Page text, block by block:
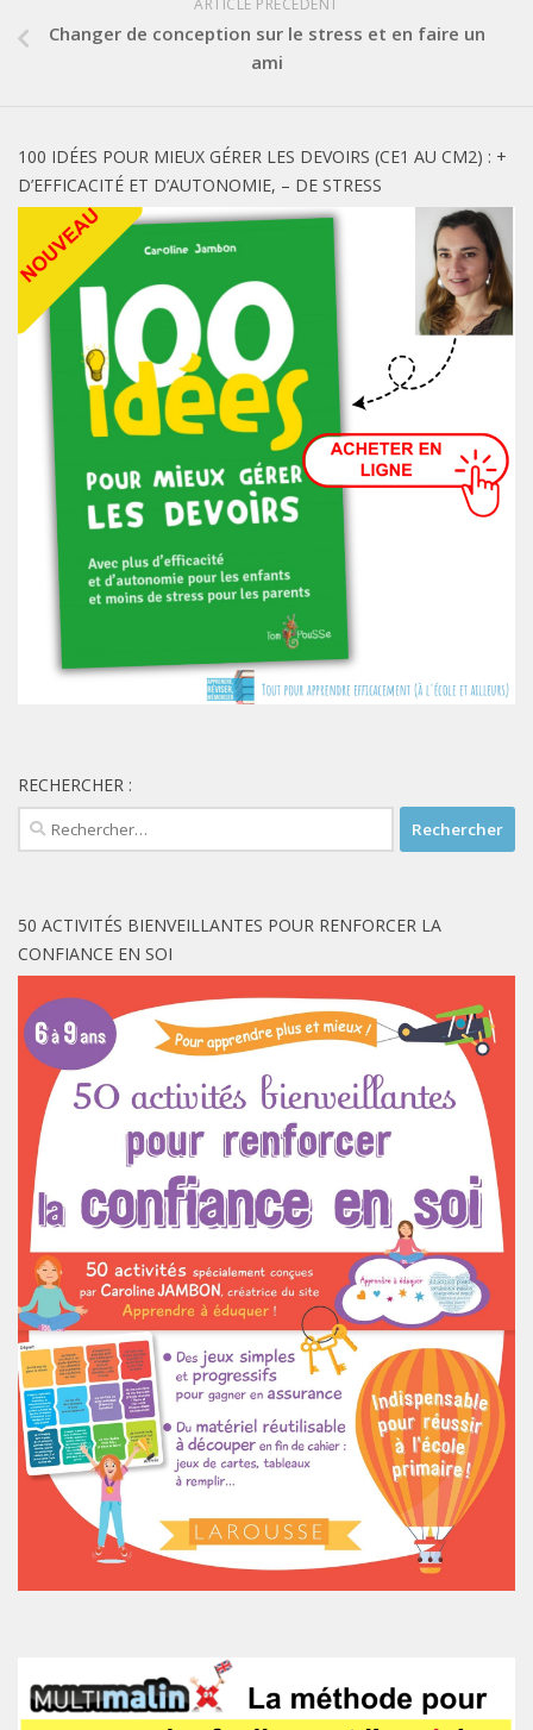
ARTICLE PRÉCÉDENT
Changer de conception sur le stress et en faire un
ami
100 IDÉES POUR MIEUX GÉRER LES DEVOIRS (CE1 AU CM2) : +
D’EFFICACITÉ ET D’AUTONOMIE, – DE STRESS
RECHERCHER :
Rechercher :
50 ACTIVITÉS BIENVEILLANTES POUR RENFORCER LA
CONFIANCE EN SOI